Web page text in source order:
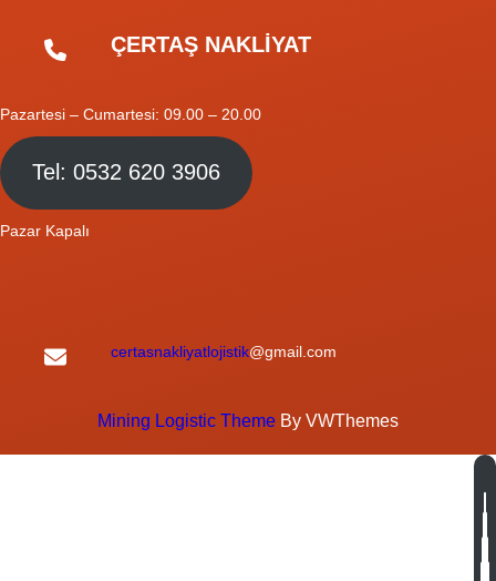
ÇERTAŞ NAKLİYAT
Pazartesi – Cumartesi: 09.00 – 20.00
Tel: 0532 620 3906
Pazar Kapalı
certasnakliyatlojistik@gmail.com
Mining Logistic Theme By VWThemes